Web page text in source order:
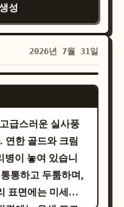
캠페인의 일부로
스터는 그래픽적이
가능한 상태여야
어올리세요. 고기
음, 더 뛰어난 육
랫브레드는 더 따
자국이 많고 촉각
화이트 소스, 크림
용된 부위에서 더
느껴져야 합니다.
캔(높이 약
브랜드 로고
모두 동일해야
럭셔리 + 자
에 담긴 산안개'.
트 화이트, 스프라
. 그래픽 언어: 추
침 안개, 퍼지는 찻
적인 송체
끔한 산세리프체.
로형 롱폼(1:5 비
어로 가치(Hero
성
2026년 7월 31일
GPT IMAGE 2
급스러운 실사풍
연한 골드와 크림
병이 놓여 있습니
통하고 두툼하며,
표면에는 미세한